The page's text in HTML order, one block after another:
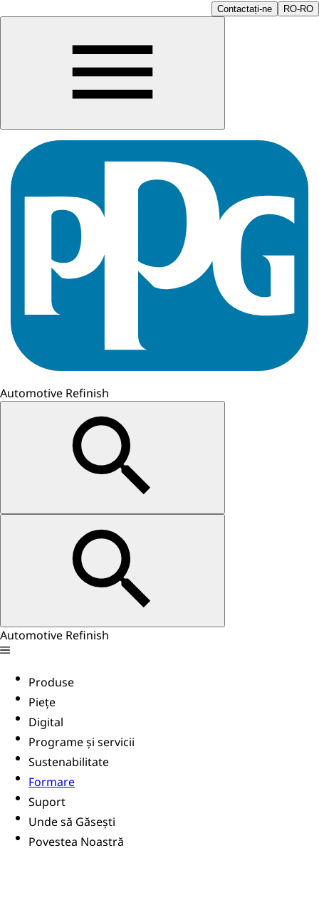
Contactați-ne RO-RO
Automotive Refinish
Automotive Refinish
Produse
Piețe
Digital
Programe și servicii
Sustenabilitate
Formare
Suport
Unde să Găsești
Povestea Noastră